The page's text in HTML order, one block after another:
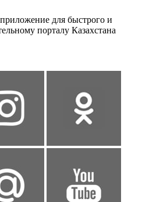
для быстрого и
порталу Казахстана